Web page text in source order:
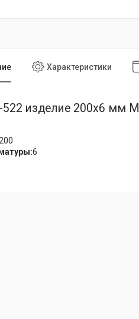
Характеристики
изделие 200x6 мм
6